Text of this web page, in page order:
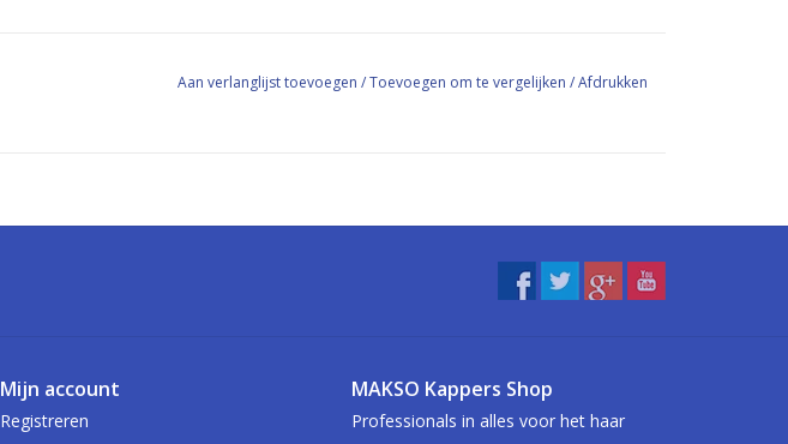
Aan verlanglijst toevoegen /Toevoegen om te vergelijken /Afdrukken
Mijn account
Registreren
MAKSO Kappers Shop
Professionals in alles voor het haar